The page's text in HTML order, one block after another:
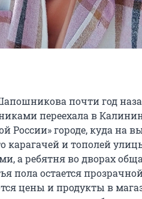
почти год
переехала в
России» городе, куда на
карагачей и тополей
а ребятня во дворах
пола остается
цены и продукты в